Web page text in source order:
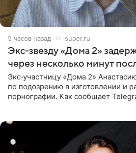
5 часов назад super.ru
Экс‑звезду «Дома 2»
через несколько минут
Экс‑участницу «Дома 2»
по подозрению в изготовлении и
порнографии. Как сообщает